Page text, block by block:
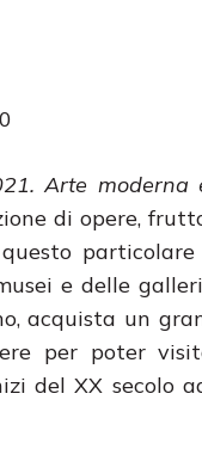
Arte moderna
di opere,
e delle
acquista un
per poter
del XX secolo